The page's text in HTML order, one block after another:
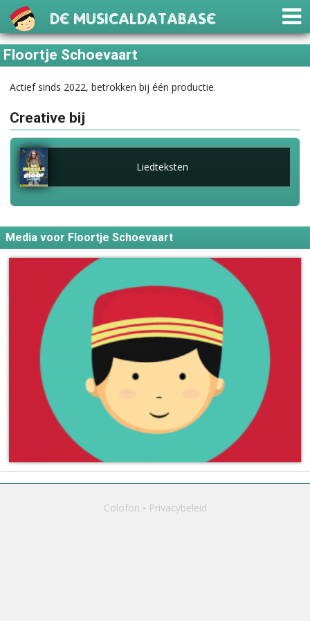
De Musicaldatabase
Floortje Schoevaart
Actief sinds 2022, betrokken bij één productie.
Creative bij
Liedteksten
Media voor Floortje Schoevaart
Colofon Privacybeleid